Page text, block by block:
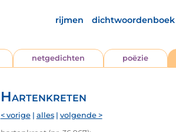
rijmen dichtwoordenboek
netgedichten poëzie
Hartenkreten
< vorige| alles| volgende >